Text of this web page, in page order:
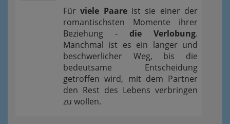
Fürviele Paareist sie einer der
romantischsten Momente ihrer
Beziehung - die Verlobung.
Manchmal ist es ein langer und
beschwerlicher Weg, bis die
bedeutsame Entscheidung
getroffen wird, mit dem Partner
den Rest des Lebens verbringen
zu wollen.